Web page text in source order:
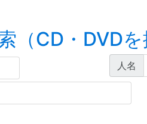
（CD・DVDを
人名